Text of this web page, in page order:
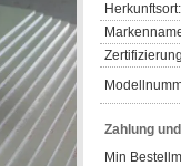
Herkunftsort:
Zahlung
Min